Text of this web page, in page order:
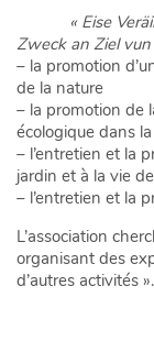
« Eise Veräin
Zweck an Ziel vun
– la promotion
de la nature
– la promotion de
écologique dans
– l’entretien et la
jardin et à la vie
– l’entretien et la
L’association
organisant des
d’autres activités ».